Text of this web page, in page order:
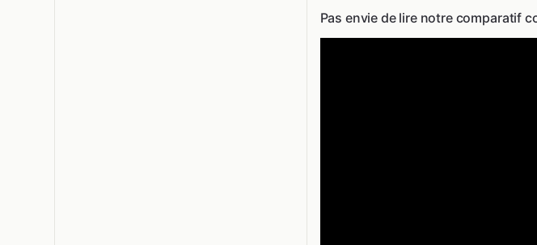
Pas envie de lire notre comparatif